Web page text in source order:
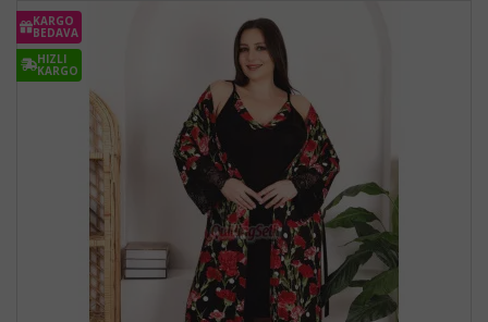
KARGO
BEDAVA
HIZLI
KARGO